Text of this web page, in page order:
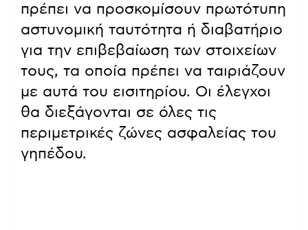
πρέπει να προσκομίσουν πρωτότυπη
αστυνομική ταυτότητα ή διαβατήριο
για την επιβεβαίωση των στοιχείων
τους, τα οποία πρέπει να ταιριάζουν
με αυτά του εισιτηρίου. Οι έλεγχοι
θα διεξάγονται σε όλες τις
περιμετρικές ζώνες ασφαλείας του
γηπέδου.